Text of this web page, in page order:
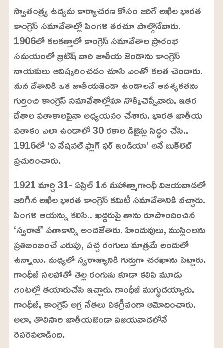
స్వాతంత్య్ర ఉద్యమ కార్యాచరణ కోసం జరిగే అఖిల భారత
కాంగ్రెస్‌ సమావేశాల్లో పింగళి తరచూ పాల్గొనేవారు.
1906లో కలకత్తాలో కాంగ్రెస్‌ సమావేశాల ప్రారంభ
సమయంలో బ్రిటిష్‌ వారి జాతీయ జెండాను కాంగ్రెస్‌
నాయకులు ఆవిష్కరించడం చూసి ఎంతో కలత చెందారు.
మన దేశానికి ఒక జాతీయజెండా ఉండాలనే ఆవశ్యకతను
గుర్తించి కాంగ్రెస్‌ సమావేశాల్లోనూ నొక్కిచెప్పేవారు. ఇతర
దేశాల పతాకాలపైనా అధ్యయనం చేశారు. భారత జాతీయ
పతాకం ఎలా ఉండాలో 30 రకాల డిజైన్లు సిద్ధం చేసి..
1916లో ‘ఏ నేషనల్‌ ఫ్లాగ్‌ ఫర్‌ ఇండియా’ అనే బుక్‌లెట్‌
ప్రచురించారు.
1921 మార్చి 31- ఏప్రిల్‌ 1న మహాత్మాగాంధీ విజయవాడలో
జరిగిన అఖిల భారత కాంగ్రెస్‌ కమిటీ సమావేశానికి వచ్చారు.
పింగళి ఆయన్ను కలిసి.. ఖద్దరుపై తాను రూపొందించిన
‘స్వరాజ్‌’ పతాకాన్ని అందజేశారు. హిందువులు, ముస్లింలను
ప్రతిబింబించే ఎరుపు, పచ్చ రంగులు మాత్రమే అందులో
ఉన్నాయి. మధ్యలో స్వరాజ్యానికి గుర్తుగా చరఖాను పెట్టారు.
గాంధీజీ సలహాతో తెల్ల రంగును కూడా కలిపి మూడు
గంటల్లో తయారుచేసి ఇచ్చారు. గాంధీజీ ముగ్ధుడయ్యారు.
గాంధీజీ, కాంగ్రెస్‌ అగ్ర నేతలు ఏకగ్రీవంగా ఆమోదించారు.
అలా, తొలిసారి జాతీయజెండా విజయవాడలోనే
రెపరెపలాడింది.